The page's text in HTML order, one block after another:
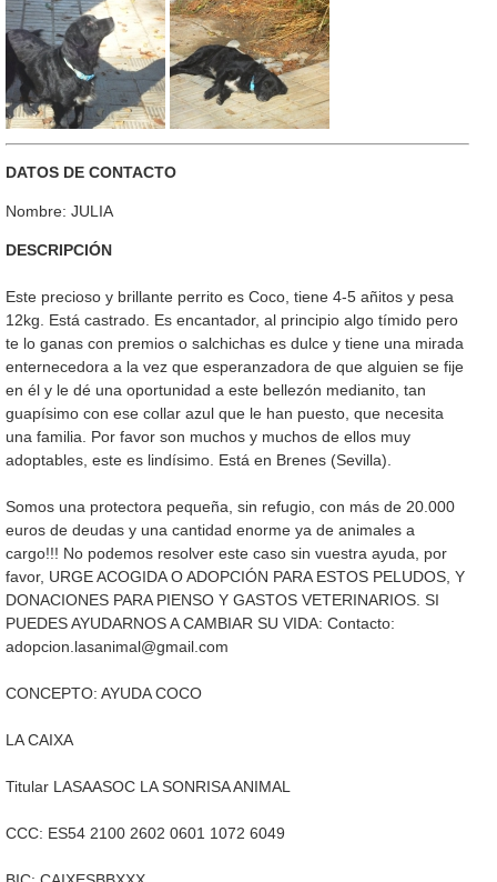
DATOS DE CONTACTO
Nombre: JULIA
DESCRIPCIÓN
Este precioso y brillante perrito es Coco, tiene 4-5 añitos y pesa
12kg. Está castrado. Es encantador, al principio algo tímido pero
te lo ganas con premios o salchichas es dulce y tiene una mirada
enternecedora a la vez que esperanzadora de que alguien se fije
en él y le dé una oportunidad a este bellezón medianito, tan
guapísimo con ese collar azul que le han puesto, que necesita
una familia. Por favor son muchos y muchos de ellos muy
adoptables, este es lindísimo. Está en Brenes (Sevilla).
Somos una protectora pequeña, sin refugio, con más de 20.000
euros de deudas y una cantidad enorme ya de animales a
cargo!!! No podemos resolver este caso sin vuestra ayuda, por
favor, URGE ACOGIDA O ADOPCIÓN PARA ESTOS PELUDOS, Y
DONACIONES PARA PIENSO Y GASTOS VETERINARIOS. SI
PUEDES AYUDARNOS A CAMBIAR SU VIDA: Contacto:
adopcion.lasanimal@gmail.com
CONCEPTO: AYUDA COCO
LA CAIXA
Titular LASAASOC LA SONRISA ANIMAL
CCC: ES54 2100 2602 0601 1072 6049